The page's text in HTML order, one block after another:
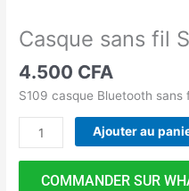
Casque sans fil
4.500 CFA
S109 casque Bluetooth sans
Ajouter au
COMMANDER SUR